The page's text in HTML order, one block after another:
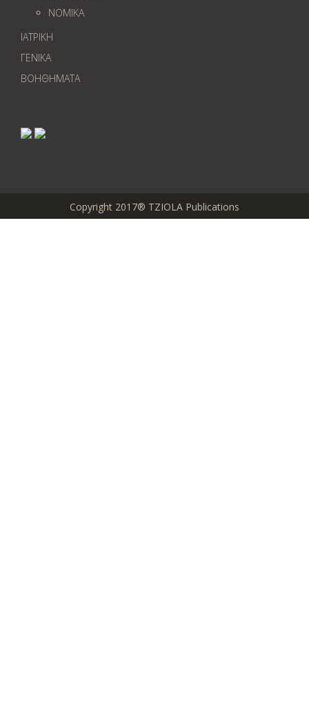
ΝΟΜΙΚΑ
ΙΑΤΡΙΚΗ
ΓΕΝΙΚΑ
ΒΟΗΘΗΜΑΤΑ
Copyright 2017® TZIOLA Publications